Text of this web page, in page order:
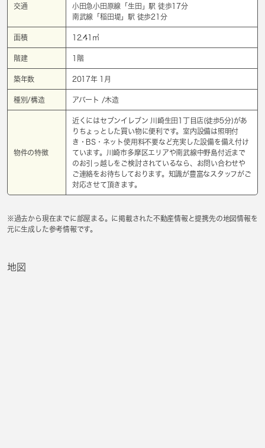
交通
小田急小田原線「生田 」駅 徒歩17分
南武線「 稲田堤」駅 徒歩21分
面積 12.41㎡
階建 1階
築年数 2017年 1月
種別/構造 アパート /木造
物件の特徴
近くにはセブンイレブン 川崎生田1丁目店(徒歩5分)があ
りちょっとした買い物に便利です。室内設備は照明付
き・BS・ネット使用料不要など充実した設備を備え付け
ています。川崎市多摩区エリアや南武線中野島付近まで
のお引っ越しをご検討されているなら、お問い合わせや
ご連絡をお待ちしております。知識が豊富なスタッフがご
対応させて頂きます。
※過去から現在までに部屋まる。に掲載された不動産情報と提携先の地図情報を
元に生成した参考情報です。
地図